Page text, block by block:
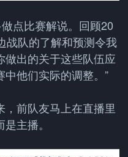
点比赛解说。回顾20
战队的了解和预测令我
做出的关于这些队伍应
他们实际的调整。”
前队友马上在直播里
主播。